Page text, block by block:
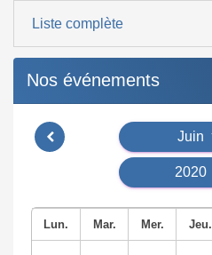
Liste complète
Nos événements
Juin
2020
Lun. Mar. Mer. Jeu.